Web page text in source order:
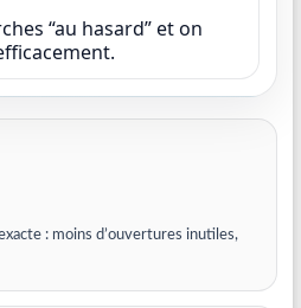
“au hasard” et on
: moins d’ouvertures inutiles,